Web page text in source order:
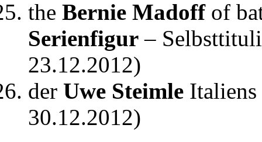
the Bernie Madoffof
Serienfigur –
23.12.2012)
der Uwe Steimle
30.12.2012)